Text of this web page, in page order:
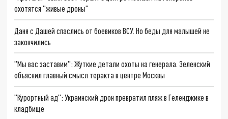
охотятся "живые дроны"
Даня с Дашей спаслись от боевиков ВСУ. Но беды для малышей не
закончились
"Мы вас заставим": Жуткие детали охоты на генерала. Зеленский
объяснил главный смысл теракта в центре Москвы
"Курортный ад": Украинский дрон превратил пляж в Геленджике в
кладбище